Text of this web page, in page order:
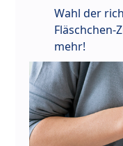
Wahl der
Fläschchen-
mehr!